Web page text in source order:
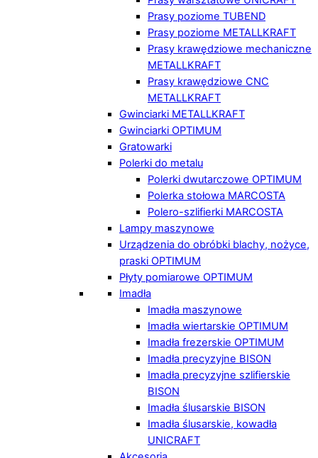
Prasy poziome TUBEND
Prasy poziome METALLKRAFT
Prasy krawędziowe mechaniczne
METALLKRAFT
Prasy krawędziowe CNC
METALLKRAFT
Gwinciarki METALLKRAFT
Gwinciarki OPTIMUM
Gratowarki
Polerki do metalu
Polerki dwutarczowe OPTIMUM
Polerka stołowa MARCOSTA
Polero-szlifierki MARCOSTA
Lampy maszynowe
Urządzenia do obróbki blachy, nożyce,
praski OPTIMUM
Płyty pomiarowe OPTIMUM
Imadła
Imadła maszynowe
Imadła wiertarskie OPTIMUM
Imadła frezerskie OPTIMUM
Imadła precyzyjne BISON
Imadła precyzyjne szlifierskie
BISON
Imadła ślusarskie BISON
Imadła ślusarskie, kowadła
UNICRAFT